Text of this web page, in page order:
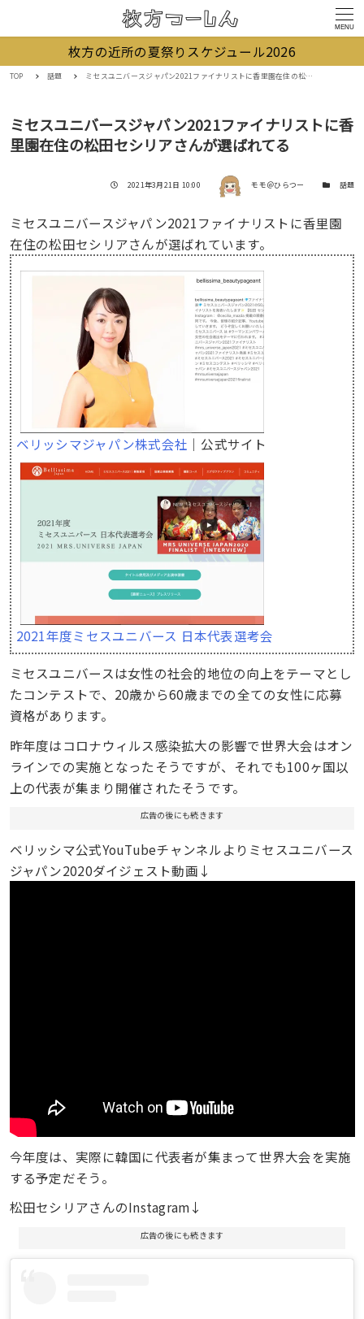
MENU
枚方の近所の夏祭りスケジュール2026
TOP 話題 ミセスユニバースジャパン2021ファイナリストに香里園在住の松田セシリアさんが選ばれてる
ミセスユニバースジャパン2021ファイナリストに香
里園在住の松田セシリアさんが選ばれてる
投稿日
2021年3月21日 10:00 著者 モモ＠ひらつー カテゴリー
話題
ミセスユニバースジャパン2021ファイナリストに香里園
在住の松田セシリアさんが選ばれています。
ベリッシマジャパン株式会社 ｜公式サイト
2021年度ミセスユニバース ​日本代表選考会
ミセスユニバースは女性の社会的地位の向上をテーマとし
たコンテストで、20歳から60歳までの全ての女性に応募
資格があります。
昨年度はコロナウィルス感染拡大の影響で世界大会はオン
ラインでの実施となったそうですが、それでも100ヶ国以
上の代表が集まり開催されたそうです。
広告の後にも続きます
ベリッシマ公式YouTubeチャンネルよりミセスユニバース
ジャパン2020ダイジェスト動画↓
今年度は、実際に韓国に代表者が集まって世界大会を実施
する予定だそう。
松田セシリアさんのInstagram↓
広告の後にも続きます